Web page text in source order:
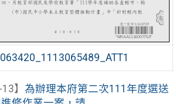
】 為辦理本府第二次111年度選送